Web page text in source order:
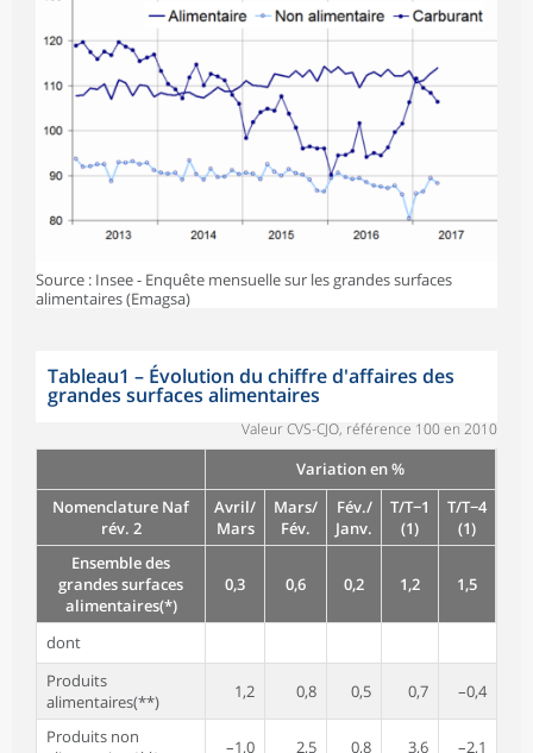
Source : Insee - Enquête mensuelle sur les grandes surfaces
alimentaires (Emagsa)
Tableau1 – Évolution du chiffre d'affaires des
grandes surfaces alimentaires
Valeur CVS-CJO, référence 100 en 2010
Variation en %
Nomenclature Naf
rév. 2
Avril/
Mars
Mars/
Fév.
Fév./
Janv.
T/T−1
(1)
T/T−4
(1)
Ensemble des
grandes surfaces
alimentaires(*)
0,3 0,6 0,2 1,2 1,5
dont
Produits
alimentaires(**)
1,2 0,8 0,5 0,7 –0,4
Produits non
–1,0 2,5 0,8 3,6 –2,1